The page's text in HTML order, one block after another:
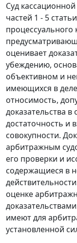
Суд
частей 1 - 5
процессуального
оценивает
убеждению,
объективном и
имеющихся в
относимость,
доказательства в
достаточность и
совокупности.
арбитражным
его проверки и
содержащиеся в
оценке
имеют для
установленной